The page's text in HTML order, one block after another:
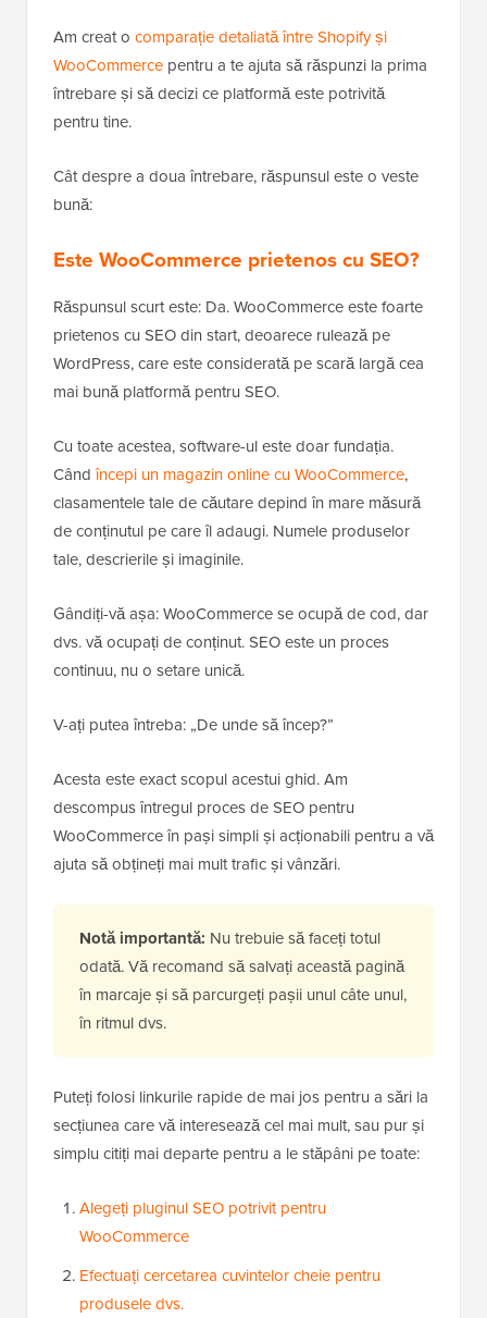
Am creat o comparație detaliată între Shopify și
WooCommerce pentru a te ajuta să răspunzi la prima
întrebare și să decizi ce platformă este potrivită
pentru tine.
Cât despre a doua întrebare, răspunsul este o veste
bună:
Este WooCommerce prietenos cu SEO?
Răspunsul scurt este: Da. WooCommerce este foarte
prietenos cu SEO din start, deoarece rulează pe
WordPress, care este considerată pe scară largă cea
mai bună platformă pentru SEO.
Cu toate acestea, software-ul este doar fundația.
Când începi un magazin online cu WooCommerce,
clasamentele tale de căutare depind în mare măsură
de conținutul pe care îl adaugi. Numele produselor
tale, descrierile și imaginile.
Gândiți-vă așa: WooCommerce se ocupă de cod, dar
dvs. vă ocupați de conținut. SEO este un proces
continuu, nu o setare unică.
V-ați putea întreba: „De unde să încep?”
Acesta este exact scopul acestui ghid. Am
descompus întregul proces de SEO pentru
WooCommerce în pași simpli și acționabili pentru a vă
ajuta să obțineți mai mult trafic și vânzări.
Notă importantă: Nu trebuie să faceți totul
odată. Vă recomand să salvați această pagină
în marcaje și să parcurgeți pașii unul câte unul,
în ritmul dvs.
Puteți folosi linkurile rapide de mai jos pentru a sări la
secțiunea care vă interesează cel mai mult, sau pur și
simplu citiți mai departe pentru a le stăpâni pe toate:
Alegeți pluginul SEO potrivit pentru
WooCommerce
Efectuați cercetarea cuvintelor cheie pentru
produsele dvs.